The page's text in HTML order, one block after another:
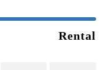
Rental